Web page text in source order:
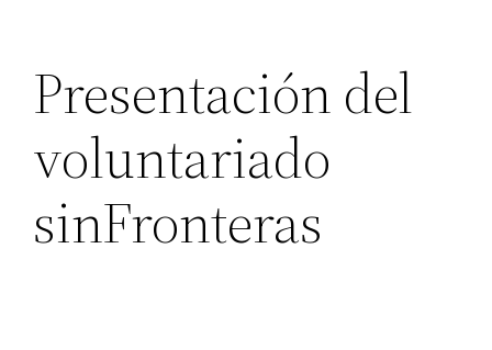
Presentación del
voluntariado
sinFronteras